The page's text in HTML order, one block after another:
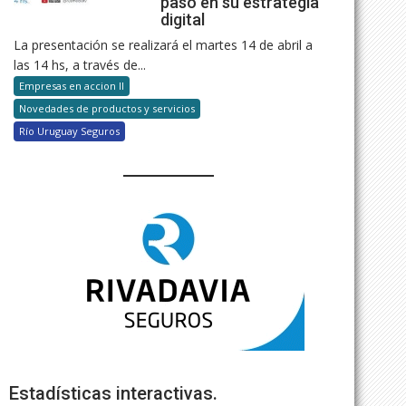
digital
La presentación se realizará el martes 14 de abril a
las 14 hs, a través de...
Empresas en accion II
Novedades de productos y servicios
Río Uruguay Seguros
Estadísticas interactivas.